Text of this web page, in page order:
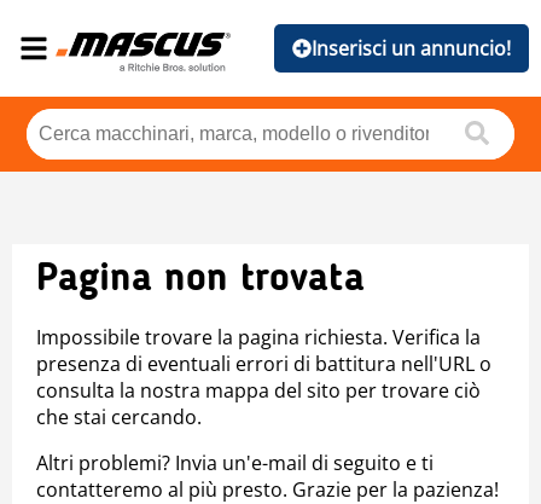
Inserisci un annuncio!
Pagina non trovata
Impossibile trovare la pagina richiesta. Verifica la
presenza di eventuali errori di battitura nell'URL o
consulta la nostra mappa del sito per trovare ciò
che stai cercando.
Altri problemi? Invia un'e-mail di seguito e ti
contatteremo al più presto. Grazie per la pazienza!